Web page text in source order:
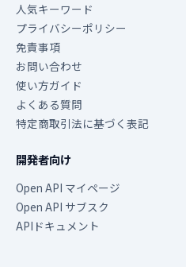
人気キーワード
プライバシーポリシー
免責事項
お問い合わせ
使い方ガイド
よくある質問
特定商取引法に基づく表記
開発者向け
Open API マイページ
Open API サブスク
APIドキュメント